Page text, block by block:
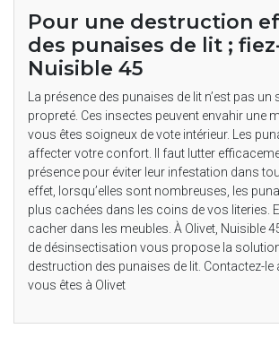
Pour une destruction
des punaises de lit ;
Nuisible 45
La présence des punaises de lit n’est pas un
propreté. Ces insectes peuvent envahir une
vous êtes soigneux de vote intérieur. Les
affecter votre confort. Il faut lutter
présence pour éviter leur infestation dans
effet, lorsqu’elles sont nombreuses, les
plus cachées dans les coins de vos literies.
cacher dans les meubles. À Olivet, Nuisible
de désinsectisation vous propose la
destruction des punaises de lit. Contactez-le
vous êtes à Olivet